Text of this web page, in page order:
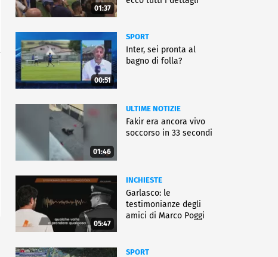
01:37
00:51
SPORT
Inter, sei pronta al
bagno di folla?
01:46
ULTIME NOTIZIE
Fakir era ancora vivo
soccorso in 33 secondi
05:47
INCHIESTE
Garlasco: le
testimonianze degli
amici di Marco Poggi
SPORT